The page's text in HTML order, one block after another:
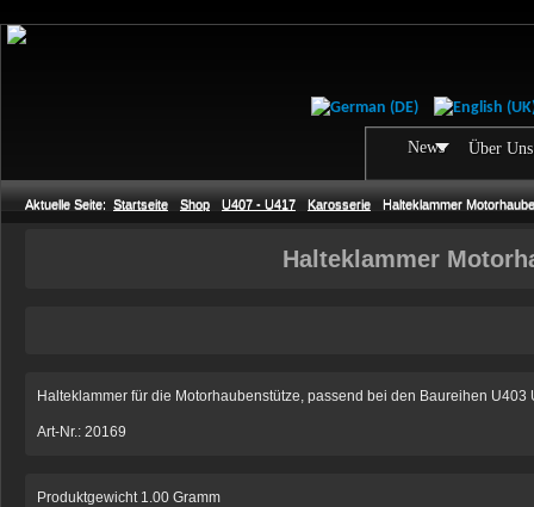
News Über Uns
Aktuelle Seite: Startseite Shop U407 - U417 Karosserie Halteklammer
Halteklammer
Halteklammer für die Motorhaubenstütze, passend bei den Baureihen
Art-Nr.: 20169
Produktgewicht 1.00 Gramm